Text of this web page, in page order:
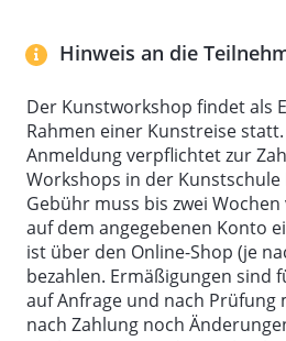
Gesamtpreis.
Wähle hierfür bei der ersten
Preis aus und bei der zweiten
Rabattstufe
Hinweis an die
Der Kunstworkshop findet als
Rahmen einer Kunstreise
Anmeldung verpflichtet zur
Workshops in der Kunstschule
Gebühr muss bis zwei
auf dem angegebenen Konto
ist über den Online-Shop (je
bezahlen. Ermäßigungen sind
auf Anfrage und nach Prüfung
nach Zahlung noch